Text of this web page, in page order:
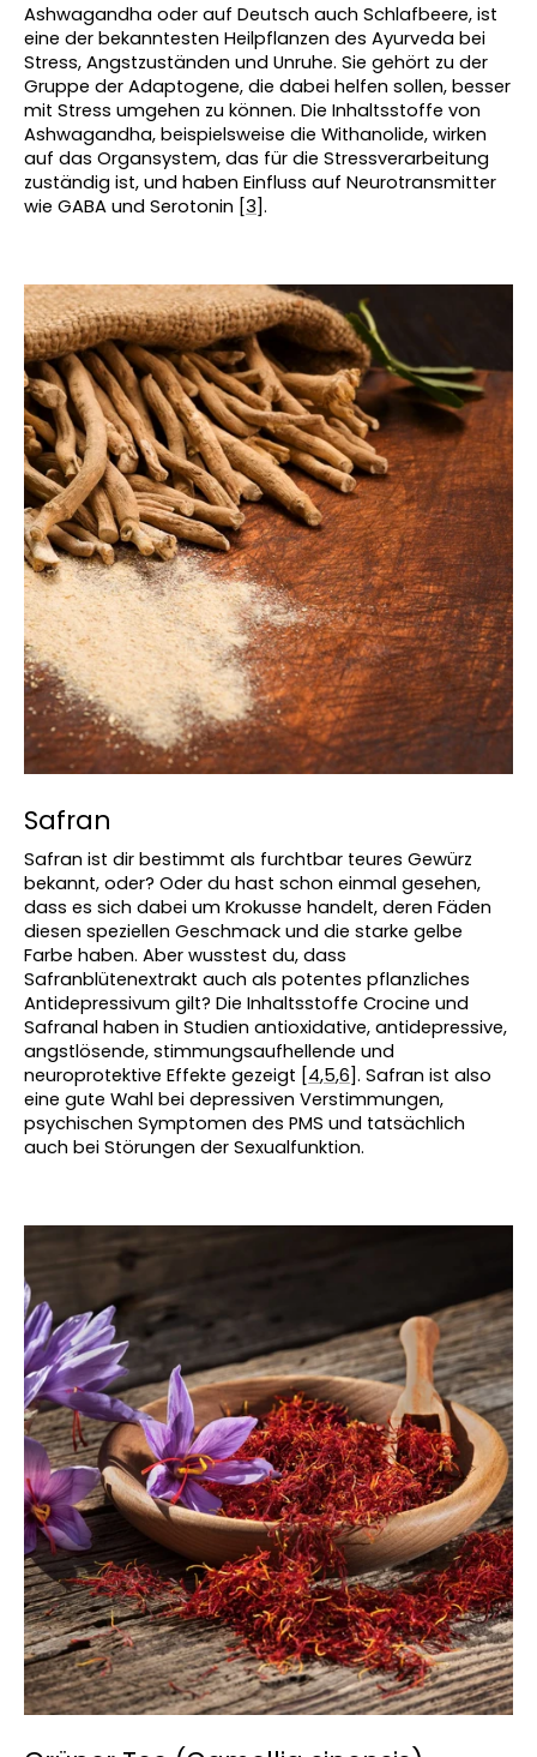
Ashwagandha oder auf Deutsch auch Schlafbeere, ist
eine der bekanntesten Heilpflanzen des Ayurveda bei
Stress, Angstzuständen und Unruhe. Sie gehört zu der
Gruppe der Adaptogene, die dabei helfen sollen, besser
mit Stress umgehen zu können. Die Inhaltsstoffe von
Ashwagandha, beispielsweise die Withanolide, wirken
auf das Organsystem, das für die Stressverarbeitung
zuständig ist, und haben Einfluss auf Neurotransmitter
wie GABA und Serotonin [3].
Safran
Safran ist dir bestimmt als furchtbar teures Gewürz
bekannt, oder? Oder du hast schon einmal gesehen,
dass es sich dabei um Krokusse handelt, deren Fäden
diesen speziellen Geschmack und die starke gelbe
Farbe haben. Aber wusstest du, dass
Safranblütenextrakt auch als potentes pflanzliches
Antidepressivum gilt? Die Inhaltsstoffe Crocine und
Safranal haben in Studien antioxidative, antidepressive,
angstlösende, stimmungsaufhellende und
neuroprotektive Effekte gezeigt [4,5,6]. Safran ist also
eine gute Wahl bei depressiven Verstimmungen,
psychischen Symptomen des PMS und tatsächlich
auch bei Störungen der Sexualfunktion.